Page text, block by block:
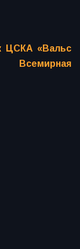
ЦСКА «Вальс